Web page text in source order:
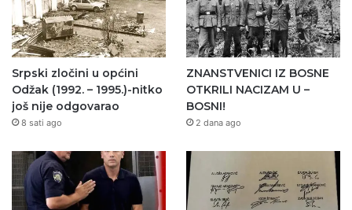
Srpski zločini u općini
Odžak (1992. – 1995.)-nitko
još nije odgovarao
8 sati ago
ZNANSTVENICI IZ BOSNE
OTKRILI NACIZAM U –
BOSNI!
2 dana ago